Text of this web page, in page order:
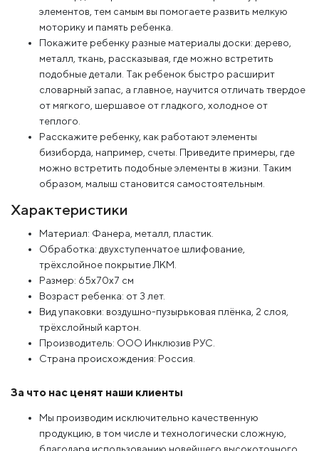
элементов, тем самым вы помогаете развить мелкую
моторику и память ребенка.
Покажите ребенку разные материалы доски: дерево,
металл, ткань, рассказывая, где можно встретить
подобные детали. Так ребенок быстро расширит
словарный запас, а главное, научится отличать твердое
от мягкого, шершавое от гладкого, холодное от
теплого.
Расскажите ребенку, как работают элементы
бизиборда, например, счеты. Приведите примеры, где
можно встретить подобные элементы в жизни. Таким
образом, малыш становится самостоятельным.
Характеристики
Материал: Фанера, металл, пластик.
Обработка: двухступенчатое шлифование,
трёхслойное покрытие ЛКМ.
Размер: 65x70x7 см
Возраст ребенка: от 3 лет.
Вид упаковки: воздушно-пузырьковая плёнка, 2 слоя,
трёхслойный картон.
Производитель: ООО Инклюзив РУС.
Страна происхождения: Россия.
За что нас ценят наши клиенты
Мы производим исключительно качественную
продукцию, в том числе и технологически сложную,